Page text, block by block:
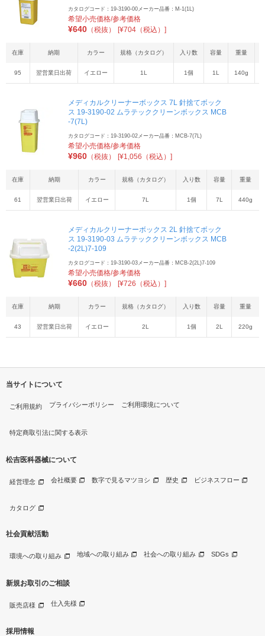
カタログコード：19-3190-00メーカー品番：M-1(1L)
希望小売価格/参考価格
¥640 （税抜） [¥704（税込）]
在庫 納期 カラー 規格（カタログ） 入り数 容量 重量
95 翌営業日出荷 イエロー 1L 1個 1L 140g
メディカルクリーナーボックス 7L 針捨てボック
ス 19-3190-02 ムラテッククリーンボックス MCB
-7(7L)
カタログコード：19-3190-02メーカー品番：MCB-7(7L)
希望小売価格/参考価格
¥960 （税抜） [¥1,056（税込）]
在庫 納期 カラー 規格（カタログ） 入り数 容量 重量
61 翌営業日出荷 イエロー 7L 1個 7L 440g
メディカルクリーナーボックス 2L 針捨てボック
ス 19-3190-03 ムラテッククリーンボックス MCB
-2(2L)7-109
カタログコード：19-3190-03メーカー品番：MCB-2(2L)7-109
希望小売価格/参考価格
¥660 （税抜） [¥726（税込）]
在庫 納期 カラー 規格（カタログ） 入り数 容量 重量
43 翌営業日出荷 イエロー 2L 1個 2L 220g
当サイトについて
ご利用規約 プライバシーポリシー ご利用環境について
特定商取引法に関する表示
松吉医科器械について
経営理念 会社概要 数字で見るマツヨシ 歴史 ビジネスフロー
カタログ
社会貢献活動
環境への取り組み 地域への取り組み 社会への取り組み SDGs
新規お取引のご相談
販売店様 仕入先様
採用情報